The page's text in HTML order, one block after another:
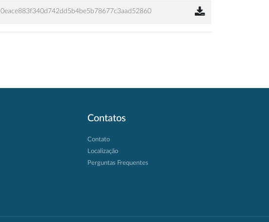
0eace883f340d742dd5b4be5b78677c3aad52860
Contatos
Contato
Localização
Perguntas Frequentes